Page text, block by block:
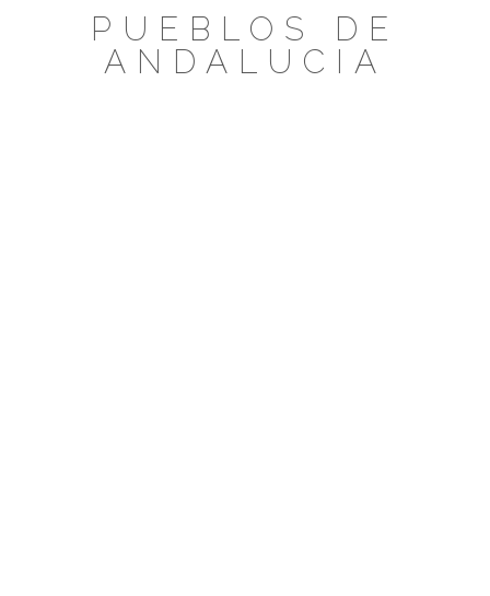
PUEBLOS DE
ANDALUCIA